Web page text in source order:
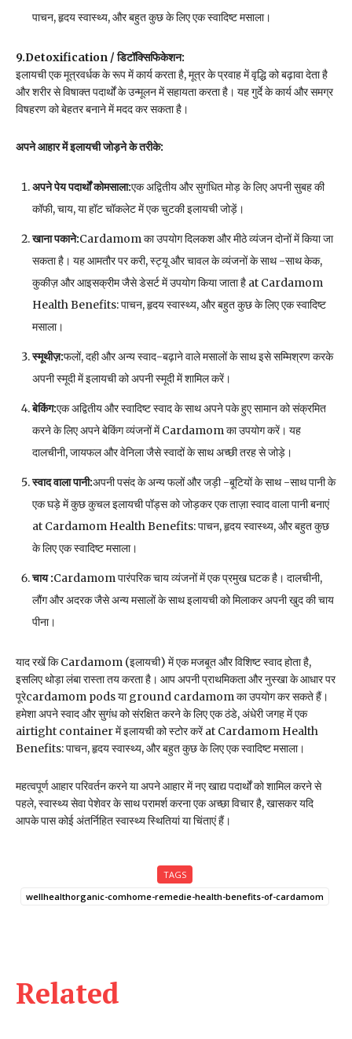
Related
पाचन, हृदय स्वास्थ्य, और बहुत कुछ के लिए एक स्वादिष्ट मसाला।
9.Detoxification /डिटॉक्सिफिकेशन:
इलायची एक मूत्रवर्धक के रूप में कार्य करता है, मूत्र के प्रवाह में वृद्धि को बढ़ावा देता है
और शरीर से विषाक्त पदार्थों के उन्मूलन में सहायता करता है। यह गुर्दे के कार्य और समग्र
विषहरण को बेहतर बनाने में मदद कर सकता है।
अपने आहार में इलायची जोड़ने के तरीके:
अपने पेय पदार्थों कोमसाला:एक अद्वितीय और सुगंधित मोड़ के लिए अपनी सुबह की
कॉफी, चाय, या हॉट चॉकलेट में एक चुटकी इलायची जोड़ें।
खाना पकाने:Cardamom का उपयोग दिलकश और मीठे व्यंजन दोनों में किया जा
सकता है। यह आमतौर पर करी, स्ट्यू और चावल के व्यंजनों के साथ -साथ केक,
कुकीज़ और आइसक्रीम जैसे डेसर्ट में उपयोग किया जाता है at Cardamom
Health Benefits: पाचन, हृदय स्वास्थ्य, और बहुत कुछ के लिए एक स्वादिष्ट
मसाला।
स्मूथीज़:फलों, दही और अन्य स्वाद-बढ़ाने वाले मसालों के साथ इसे सम्मिश्रण करके
अपनी स्मूदी में इलायची को अपनी स्मूदी में शामिल करें।
बेकिंग:एक अद्वितीय और स्वादिष्ट स्वाद के साथ अपने पके हुए सामान को संक्रमित
करने के लिए अपने बेकिंग व्यंजनों में Cardamom का उपयोग करें। यह
दालचीनी, जायफल और वेनिला जैसे स्वादों के साथ अच्छी तरह से जोड़े।
स्वाद वाला पानी:अपनी पसंद के अन्य फलों और जड़ी -बूटियों के साथ -साथ पानी के
एक घड़े में कुछ कुचल इलायची पॉड्स को जोड़कर एक ताज़ा स्वाद वाला पानी बनाएं
at Cardamom Health Benefits: पाचन, हृदय स्वास्थ्य, और बहुत कुछ
के लिए एक स्वादिष्ट मसाला।
चाय:Cardamom पारंपरिक चाय व्यंजनों में एक प्रमुख घटक है। दालचीनी,
लौंग और अदरक जैसे अन्य मसालों के साथ इलायची को मिलाकर अपनी खुद की चाय
पीना।
याद रखें कि Cardamom (इलायची) में एक मजबूत और विशिष्ट स्वाद होता है,
इसलिए थोड़ा लंबा रास्ता तय करता है। आप अपनी प्राथमिकता और नुस्खा के आधार पर
पूरेcardamom pods या ground cardamom का उपयोग कर सकते हैं।
हमेशा अपने स्वाद और सुगंध को संरक्षित करने के लिए एक ठंडे, अंधेरी जगह में एक
airtight container में इलायची को स्टोर करें at Cardamom Health
Benefits: पाचन, हृदय स्वास्थ्य, और बहुत कुछ के लिए एक स्वादिष्ट मसाला।
महत्वपूर्ण आहार परिवर्तन करने या अपने आहार में नए खाद्य पदार्थों को शामिल करने से
पहले, स्वास्थ्य सेवा पेशेवर के साथ परामर्श करना एक अच्छा विचार है, खासकर यदि
आपके पास कोई अंतर्निहित स्वास्थ्य स्थितियां या चिंताएं हैं।
TAGS
wellhealthorganic-comhome-remedie-health-benefits-of-cardamom